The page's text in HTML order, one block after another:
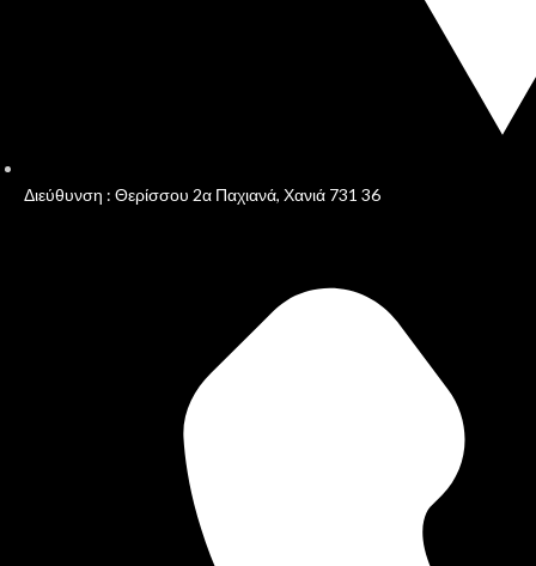
Διεύθυνση : Θερίσσου 2α Παχιανά, Χανιά 731 36